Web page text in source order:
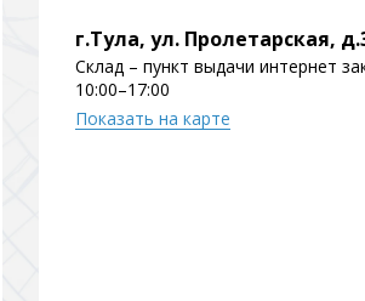
г.Тула, ул. Пролетарская,
Склад – пункт выдачи интернет
10:00–17:00
Показать на карте